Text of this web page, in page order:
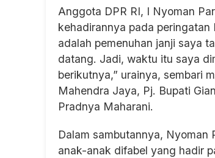
Anggota DPR RI, I Nyoman
kehadirannya pada peringatan
adalah pemenuhan janji saya
datang. Jadi, waktu itu saya
berikutnya,” urainya, sembari
Mahendra Jaya, Pj. Bupati
Pradnya Maharani.
Dalam sambutannya, Nyoman
anak-anak difabel yang hadir